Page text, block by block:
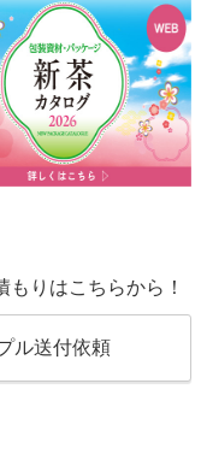
りはこちらから！
ル送付依頼